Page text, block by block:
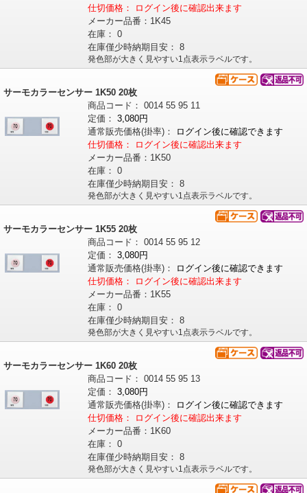
仕切価格：
ログイン後に確認出来ます
メーカー品番： 1K45
在庫： 0
在庫僅少時納期目安： 8
発色部が大きく見やすい1点表示ラベルです。
サーモカラーセンサー 1K50 20枚
商品コード： 0014 55 95 11
定価： 3,080円
通常販売価格(掛率)：
ログイン後に確認できます
仕切価格：
ログイン後に確認出来ます
メーカー品番： 1K50
在庫： 0
在庫僅少時納期目安： 8
発色部が大きく見やすい1点表示ラベルです。
サーモカラーセンサー 1K55 20枚
商品コード： 0014 55 95 12
定価： 3,080円
通常販売価格(掛率)：
ログイン後に確認できます
仕切価格：
ログイン後に確認出来ます
メーカー品番： 1K55
在庫： 0
在庫僅少時納期目安： 8
発色部が大きく見やすい1点表示ラベルです。
サーモカラーセンサー 1K60 20枚
商品コード： 0014 55 95 13
定価： 3,080円
通常販売価格(掛率)：
ログイン後に確認できます
仕切価格：
ログイン後に確認出来ます
メーカー品番： 1K60
在庫： 0
在庫僅少時納期目安： 8
発色部が大きく見やすい1点表示ラベルです。